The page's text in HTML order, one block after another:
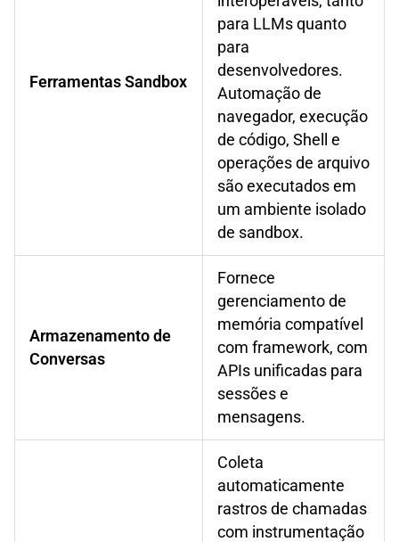
Ferramentas Sandbox
para LLMs quanto
para
desenvolvedores.
Automação de
navegador, execução
de código, Shell e
operações de arquivo
são executados em
um ambiente isolado
de sandbox.
Armazenamento de
Conversas
Fornece
gerenciamento de
memória compatível
com framework, com
APIs unificadas para
sessões e
mensagens.
Coleta
automaticamente
rastros de chamadas
com instrumentação